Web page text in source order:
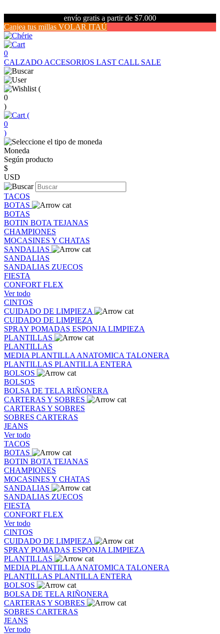
envío gratis a partir de $7.000
Canjea tus millas VOLAR ITAÚ
0
CALZADO ACCESORIOS LAST CALL SALE
(
0
)
(
0
)
Moneda
Según producto
$
USD
TACOS
BOTAS
BOTAS
BOTIN BOTA TEJANAS
CHAMPIONES
MOCASINES Y CHATAS
SANDALIAS
SANDALIAS
SANDALIAS ZUECOS
FIESTA
CONFORT FLEX
Ver todo
CINTOS
CUIDADO DE LIMPIEZA
CUIDADO DE LIMPIEZA
SPRAY POMADAS ESPONJA LIMPIEZA
PLANTILLAS
PLANTILLAS
MEDIA PLANTILLA ANATOMICA TALONERA
PLANTILLAS PLANTILLA ENTERA
BOLSOS
BOLSOS
BOLSA DE TELA RIÑONERA
CARTERAS Y SOBRES
CARTERAS Y SOBRES
SOBRES CARTERAS
JEANS
Ver todo
TACOS
BOTAS
BOTIN BOTA TEJANAS
CHAMPIONES
MOCASINES Y CHATAS
SANDALIAS
SANDALIAS ZUECOS
FIESTA
CONFORT FLEX
Ver todo
CINTOS
CUIDADO DE LIMPIEZA
SPRAY POMADAS ESPONJA LIMPIEZA
PLANTILLAS
MEDIA PLANTILLA ANATOMICA TALONERA
PLANTILLAS PLANTILLA ENTERA
BOLSOS
BOLSA DE TELA RIÑONERA
CARTERAS Y SOBRES
SOBRES CARTERAS
JEANS
Ver todo